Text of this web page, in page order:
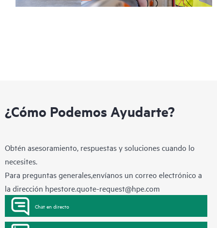
¿Cómo Podemos Ayudarte?
Obtén asesoramiento, respuestas y soluciones cuando lo
necesites.
Para preguntas generales,envíanos un correo electrónico a
la dirección hpestore.quote-request@hpe.com
Chat en directo